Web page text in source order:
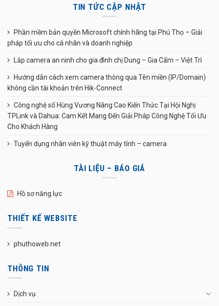
TIN TỨC CẬP NHẬT
Phần mềm bản quyền Microsoft chính hãng tại Phú Thọ – Giải
pháp tối ưu cho cá nhân và doanh nghiệp
Lắp camera an ninh cho gia đình chị Dung – Gia Cẩm – Việt Trì
Hướng dẫn cách xem camera thông qua Tên miền (IP/Domain)
không cần tài khoản trên Hik-Connect
Công nghệ số Hùng Vương Nâng Cao Kiến Thức Tại Hội Nghị
TPLink và Dahua: Cam Kết Mang Đến Giải Pháp Công Nghệ Tối Ưu
Cho Khách Hàng
Tuyển dụng nhân viên kỹ thuật máy tính – camera
TÀI LIỆU – BÁO GIÁ
Hồ sơ năng lực
THIẾT KẾ WEBSITE
phuthoweb.net
THÔNG TIN
Dịch vụ